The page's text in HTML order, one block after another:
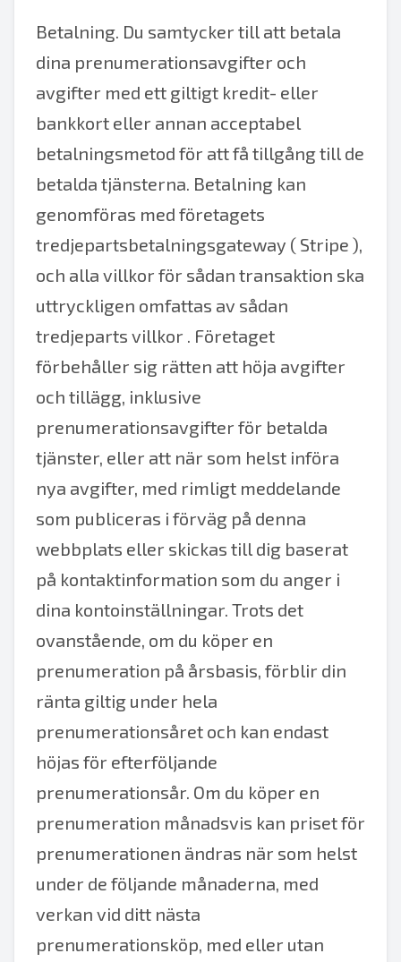
Betalning. Du samtycker till att betala
dina prenumerationsavgifter och
avgifter med ett giltigt kredit- eller
bankkort eller annan acceptabel
betalningsmetod för att få tillgång till de
betalda tjänsterna. Betalning kan
genomföras med företagets
tredjepartsbetalningsgateway ( Stripe ),
och alla villkor för sådan transaktion ska
uttryckligen omfattas av sådan
tredjeparts villkor . Företaget
förbehåller sig rätten att höja avgifter
och tillägg, inklusive
prenumerationsavgifter för betalda
tjänster, eller att när som helst införa
nya avgifter, med rimligt meddelande
som publiceras i förväg på denna
webbplats eller skickas till dig baserat
på kontaktinformation som du anger i
dina kontoinställningar. Trots det
ovanstående, om du köper en
prenumeration på årsbasis, förblir din
ränta giltig under hela
prenumerationsåret och kan endast
höjas för efterföljande
prenumerationsår. Om du köper en
prenumeration månadsvis kan priset för
prenumerationen ändras när som helst
under de följande månaderna, med
verkan vid ditt nästa
prenumerationsköp, med eller utan